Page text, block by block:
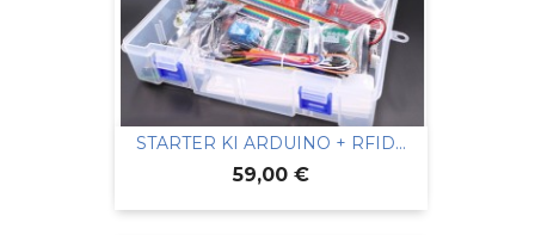
STARTER KI ARDUINO + RFID...
Prix
59,00 €